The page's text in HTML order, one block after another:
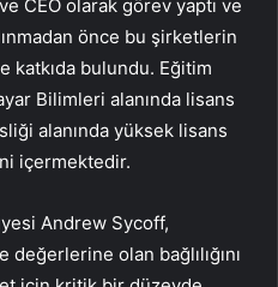
CEO olarak görev yaptı ve
önce bu şirketlerin
katkıda bulundu. Eğitim
Bilimleri alanında lisans
alanında yüksek lisans
içermektedir.
Andrew Sycoff,
olan bağlılığını